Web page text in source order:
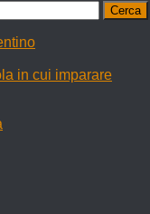
in cui imparare